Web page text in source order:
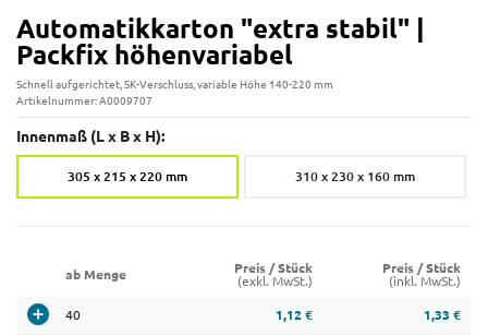
Automatikkarton "extra stabil" |
Packfix höhenvariabel
Schnell aufgerichtet, SK-Verschluss, variable Höhe 140-220 mm
Artikelnummer: A0009707
Innenmaß (L x B x H):
305 x 215 x 220 mm 310 x 230 x 160 mm
ab Menge
Preis / Stück
(exkl. MwSt.)
Preis / Stück
(inkl. MwSt.)
40 1,12 € 1,33 €